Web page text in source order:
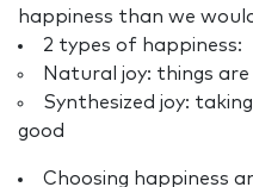
happiness than we
2 types of happiness:
Natural joy: things are
Synthesized joy:
good
Choosing happiness